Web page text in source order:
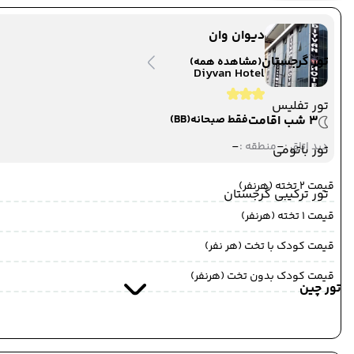
تور گرجستان(مشاهده همه)
تور تفلیس
تور باتومی
تور ترکیبی گرجستان
تور چین
به خوی ,خوی
مدت پرواز : 09:00
ترانسفر زمینی
وان
وان
10 تیر 1405
ساعت : 00:00
ترانسفر زمینی
به مرز رازی ,مرز رازی
مدت پرواز : 01:00
مرز رازی
دیوان وان
Diyvan Hotel
3 شب اقامت
فقط صبحانه(BB)
دید اتاق :-منطقه :-
قیمت 2 تخته (هرنفر)
قیمت 1 تخته (هرنفر)
قیمت کودک با تخت (هر نفر)
قیمت کودک بدون تخت (هرنفر)